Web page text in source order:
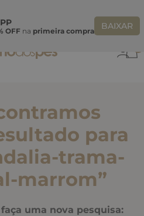
OFF na primeira compra BAIXAR
o código do seu vendedor*
para
trama-
marrom”
uma nova pesquisa: